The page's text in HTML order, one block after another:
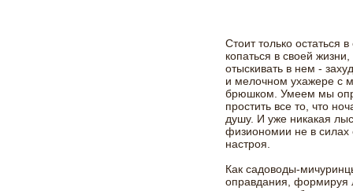
Стоит только остаться
копаться в своей
отыскивать в нем -
и мелочном ухажере с
брюшком. Умеем мы
простить все то, что
душу. И уже никакая
физиономии не в силах
настроя.
Как садоводы-
оправдания, формируя